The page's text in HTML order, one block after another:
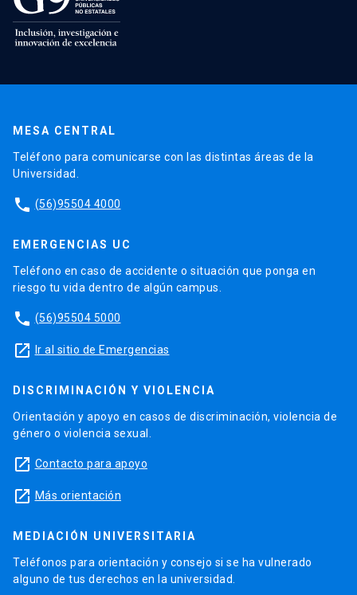
MESA CENTRAL
Teléfono para comunicarse con las distintas áreas de la
Universidad.
phone (56)95504 4000
EMERGENCIAS UC
Teléfono en caso de accidente o situación que ponga en
riesgo tu vida dentro de algún campus.
phone (56)95504 5000
launch Ir al sitio de Emergencias
DISCRIMINACIÓN Y VIOLENCIA
Orientación y apoyo en casos de discriminación, violencia de
género o violencia sexual.
launch Contacto para apoyo
launch Más orientación
MEDIACIÓN UNIVERSITARIA
Teléfonos para orientación y consejo si se ha vulnerado
alguno de tus derechos en la universidad.